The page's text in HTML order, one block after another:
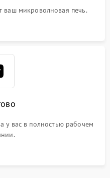
микроволновая печь.
у вас в полностью рабочем